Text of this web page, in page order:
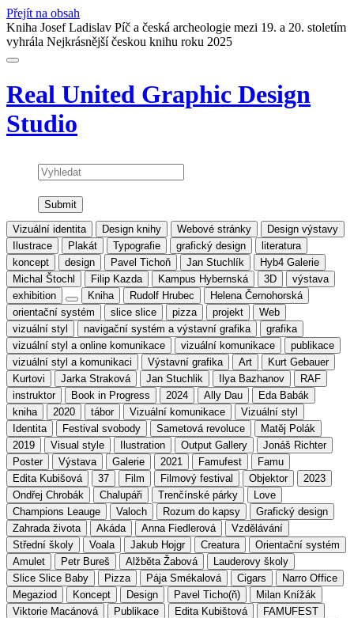
Přejít na obsah
Kniha Josef Ladislav Píč a česká archeologie mezi 19. a 20. stoletím
vyhrála Nejkrásnější českou knihu roku 2025
Real United Graphic Design
Studio
Vyhledat
Vizuální identita Design knihy Webové stránky
Design výstavy
Ilustrace
Plakát Typografie grafický design
literatura
koncept
design Pavel Tichoň Jan Stuchlík
Hyb4 Galerie
Michal Štochl
Filip Kazda Kampus Hybernská 3D
výstava
exhibition
Kniha Rudolf Hrubec
Helena Černohorská
orientační systém
slice slice pizza projekt
Web
vizuální styl
navigační systém a výstavní grafika
grafika
vizuální styl a online komunikace
vizuální komunikace
publikace
vizuální styl a komunikaci
Výstavní grafika Art
Kurt Gebauer
Kurtovi
Jarka Straková Jan Stuchlik Ilya Bazhanov
RAF
instruktor
Book in Progress 2024 Ally Dau
Eda Babák
kniha
2020 tábor Vizuální komunikace
Vizuální styl
Identita
Festival svobody Sametová revoluce
Matěj Polák
2019
Visual style Ilustration Output Gallery
Jonáš Richter
Poster
Výstava Galerie 2021 Famufest
Famu
Edita Kubišová
37 Film Filmový festival Objektor
2023
Ondřej Chrobák
Chalupáři Trenčínské párky
Love
Champions Leauge
Valoch Rozum do kapsy
Grafický design
Zahrada života
Akáda Anna Fiedlerová
Vzdělávání
Střední školy
Voala Jakub Hojgr Creatura
Orientační systém
Amulet
Petr Bureš Alžběta Žabová
Lauderovy školy
Slice Slice Baby
Pizza Pája Smékalová Cigars
Narro Office
Megaziod
Koncept Design Pavel Ticho(ň)
Milan Knížák
Viktorie Macánová
Publikace Edita Kubištová
FAMUFEST